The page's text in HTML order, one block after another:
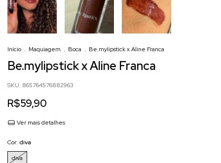
Início . Maquiagem . Boca . Be.mylipstick x Aline Franca
Be.mylipstick x Aline Franca
SKU: 865764576882963
R$59,90
Ver mais detalhes
Cor: diva
diva